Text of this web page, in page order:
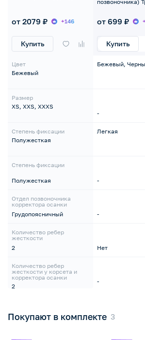
от 2079 ₽ +146
Купить
Цвет
Бежевый
Размер
XS, XXS, XXXS
Степень фиксации
Полужесткая
Степень фиксации
Полужесткая
Отдел позвоночника
корректора осанки
Грудопоясничный
Количество ребер
жесткости
2
Количество ребер
жесткости у корсета и
корректора осанки
2
позвоночника)
от 699 ₽
Купить
Бежевый,
-
Легкая
-
-
Нет
-
Покупают в комплекте